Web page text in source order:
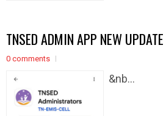
TNSED ADMIN APP NEW
0 comments
&nb...